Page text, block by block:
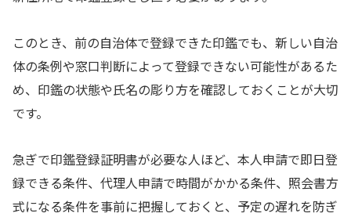
このとき、前の自治体で登録できた印鑑でも、新しい自治
体の条例や窓口判断によって登録できない可能性があるた
め、印鑑の状態や氏名の彫り方を確認しておくことが大切
です。
急ぎで印鑑登録証明書が必要な人ほど、本人申請で即日登
録できる条件、代理人申請で時間がかかる条件、照会書方
式になる条件を事前に把握しておくと、予定の遅れを防ぎ